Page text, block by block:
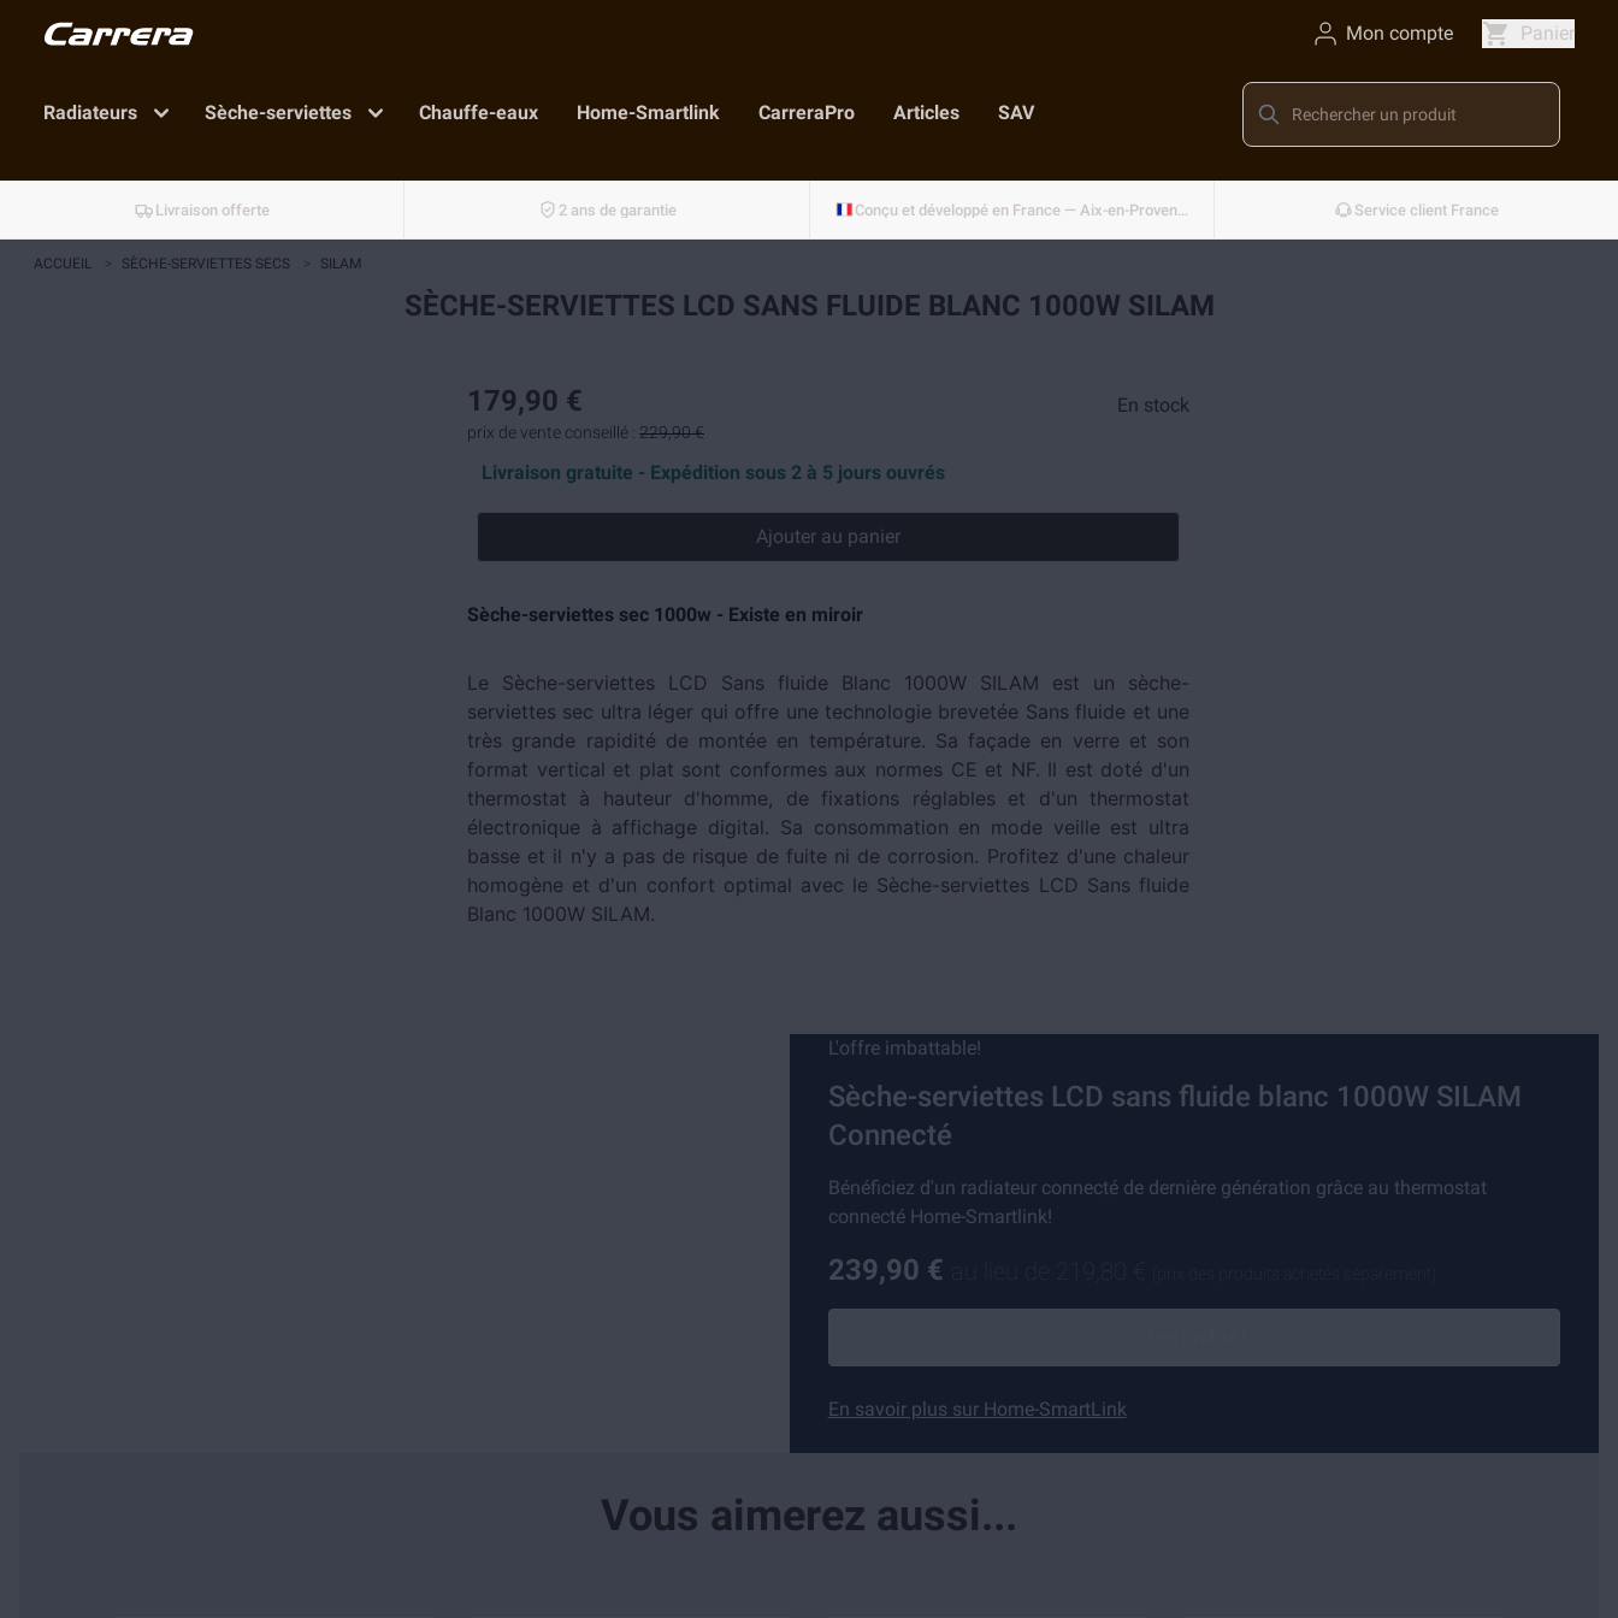
Mon compte Panier
Radiateurs Sèche-serviettes Chauffe-eaux Home-Smartlink CarreraPro Articles SAV
Livraison offerte 2 ans de garantie Conçu et développé en France — Aix-en-Provence Service client France
ACCUEIL > SÈCHE-SERVIETTES SECS > SILAM
SÈCHE-SERVIETTES LCD SANS FLUIDE BLANC 1000W SILAM
179,90 € En stock
prix de vente conseillé : 229,90 €
Livraison gratuite - Expédition sous 2 à 5 jours ouvrés
Ajouter au panier
Sèche-serviettes sec 1000w - Existe en miroir
Le Sèche-serviettes LCD Sans fluide Blanc 1000W SILAM est un sèche-
serviettes sec ultra léger qui offre une technologie brevetée Sans fluide et une
très grande rapidité de montée en température. Sa façade en verre et son
format vertical et plat sont conformes aux normes CE et NF. Il est doté d'un
thermostat à hauteur d'homme, de fixations réglables et d'un thermostat
électronique à affichage digital. Sa consommation en mode veille est ultra
basse et il n'y a pas de risque de fuite ni de corrosion. Profitez d'une chaleur
homogène et d'un confort optimal avec le Sèche-serviettes LCD Sans fluide
Blanc 1000W SILAM.
L'offre imbattable!
Sèche-serviettes LCD sans fluide blanc 1000W SILAM
Connecté
Bénéficiez d'un radiateur connecté de dernière génération grâce au thermostat
connecté Home-Smartlink!
239,90 €
En savoir plus sur Home-SmartLink
Vous aimerez aussi...